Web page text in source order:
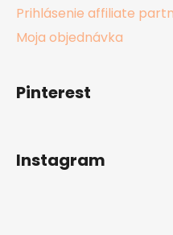
Prihlásenie affiliate
Moja objednávka
Pinterest
Instagram